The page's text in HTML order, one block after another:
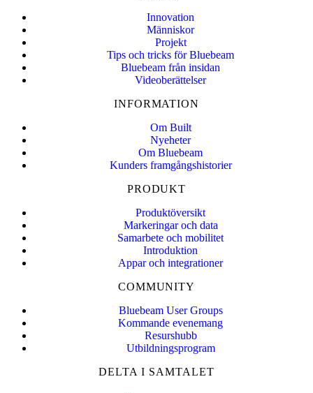
Innovation
Människor
Projekt
Tips och tricks för Bluebeam
Bluebeam från insidan
Videoberättelser
INFORMATION
Om Built
Nyeheter
Om Bluebeam
Kunders framgångshistorier
PRODUKT
Produktöversikt
Markeringar och data
Samarbete och mobilitet
Introduktion
Appar och integrationer
COMMUNITY
Bluebeam User Groups
Kommande evenemang
Resurshubb
Utbildningsprogram
DELTA I SAMTALET